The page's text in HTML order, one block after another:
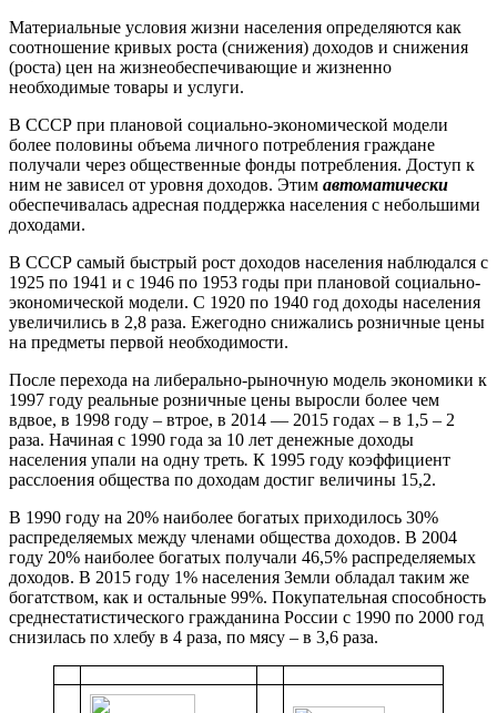
Материальные условия жизни населения определяются как
соотношение кривых роста (снижения) доходов и снижения
(роста) цен на жизнеобеспечивающие и жизненно
необходимые товары и услуги.
В СССР при плановой социально-экономической модели
более половины объема личного потребления граждане
получали через общественные фонды потребления. Доступ к
ним не зависел от уровня доходов. Этим автоматически
обеспечивалась адресная поддержка населения с небольшими
доходами.
В СССР самый быстрый рост доходов населения наблюдался с
1925 по 1941 и с 1946 по 1953 годы при плановой социально-
экономической модели. С 1920 по 1940 год доходы населения
увеличились в 2,8 раза. Ежегодно снижались розничные цены
на предметы первой необходимости.
После перехода на либерально-рыночную модель экономики к
1997 году реальные розничные цены выросли более чем
вдвое, в 1998 году – втрое, в 2014 — 2015 годах – в 1,5 – 2
раза. Начиная с 1990 года за 10 лет денежные доходы
населения упали на одну треть. К 1995 году коэффициент
расслоения общества по доходам достиг величины 15,2.
В 1990 году на 20% наиболее богатых приходилось 30%
распределяемых между членами общества доходов. В 2004
году 20% наиболее богатых получали 46,5% распределяемых
доходов. В 2015 году 1% населения Земли обладал таким же
богатством, как и остальные 99%. Покупательная способность
среднестатистического гражданина России с 1990 по 2000 год
снизилась по хлебу в 4 раза, по мясу – в 3,6 раза.